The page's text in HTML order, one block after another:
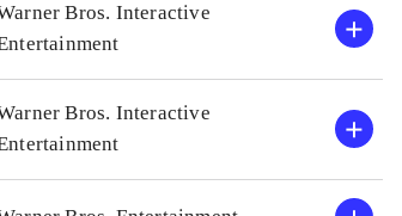
Bros. Interactive
Bros. Interactive